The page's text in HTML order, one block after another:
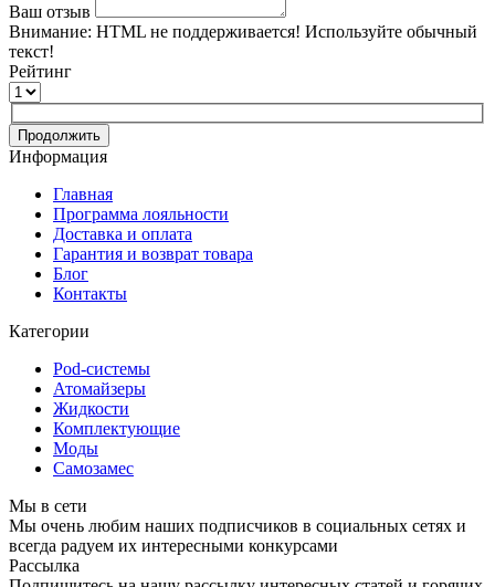
Ваш отзыв
Внимание: HTML не поддерживается! Используйте обычный
текст!
Рейтинг
Продолжить
Информация
Главная
Программа лояльности
Доставка и оплата
Гарантия и возврат товара
Блог
Контакты
Категории
Pod-системы
Атомайзеры
Жидкости
Комплектующие
Моды
Самозамес
Мы в сети
Мы очень любим наших подписчиков в социальных сетях и
всегда радуем их интересными конкурсами
Рассылка